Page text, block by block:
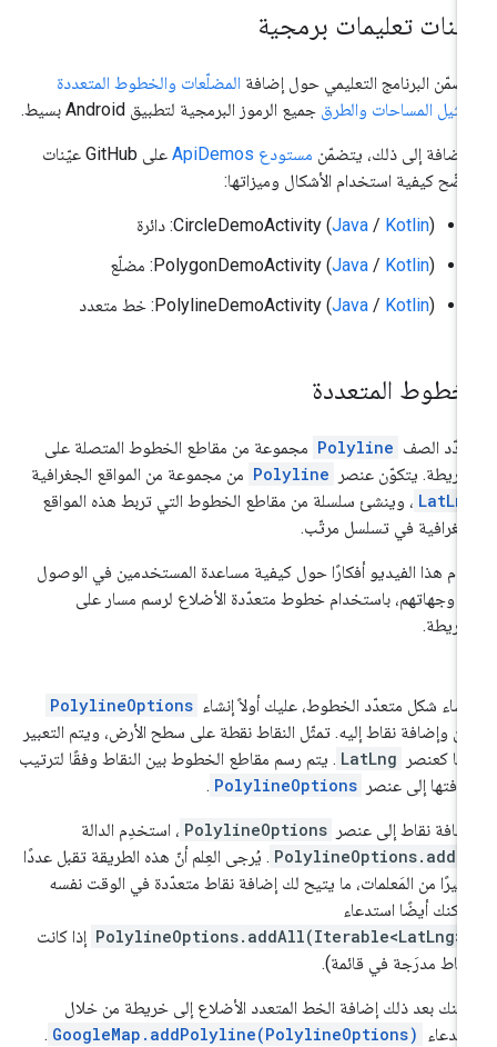
تعليمات برمجية
البرنامج التعليمي حول إضافةالمضلّعات والخطوط المتعددة
المساحات والطرقجميع الرموز البرمجية لتطبيق Android بسيط.
إلى ذلك، يتضمّنمستودع ApiDemos
على GitHub عيّنات
كيفية استخدام الأشكال وميزاتها:
‫CircleDemoActivity (Java/Kotlin
‫PolygonDemoActivity (Java/Kotlin
‫PolylineDemoActivity (Java/Kotlin
المتعددة
الصف Polyline مجموعة من مقاطع الخطوط المتصلة على
يتكوّن عنصر Polyline من مجموعة من المواقع الجغرافية
، وينشئ سلسلة من مقاطع الخطوط التي تربط هذه المواقع
في تسلسل مرتّب.
هذا الفيديو أفكارًا حول كيفية مساعدة المستخدمين في الوصول
وجهاتهم، باستخدام خطوط متعدّدة الأضلاع لرسم مسار على
شكل متعدّد الخطوط، عليك أولاً إنشاء PolylineOptions
وإضافة نقاط إليه. تمثّل النقاط نقطة على سطح الأرض، ويتم التعبير
كعنصر LatLng . يتم رسم مقاطع الخطوط بين النقاط وفقًا لترتيب
إلى عنصر PolylineOptions
.
نقاط إلى عنصر PolylineOptions ، استخدِم الدالة
. يُرجى العِلم أنّ هذه الطريقة تقبل عددًا
من المَعلمات، ما يتيح لك إضافة نقاط متعدّدة في الوقت نفسه
أيضًا استدعاء
إذا كانت
مدرَجة في قائمة).
بعد ذلك إضافة الخط المتعدد الأضلاع إلى خريطة من خلال
GoogleMap.addPolyline(PolylineOptions)
.